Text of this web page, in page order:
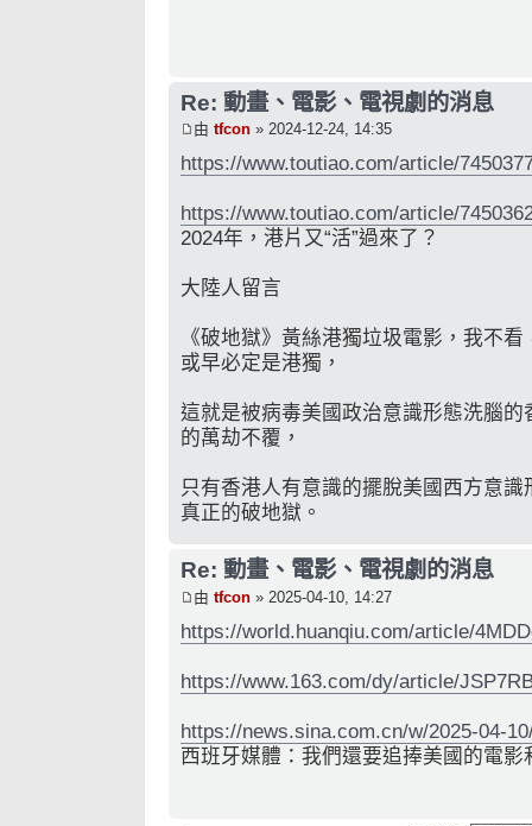
Re: 動畫、電影、電視劇的消息
由 tfcon » 2024-12-24, 14:35
https://www.toutiao.com/article/
https://www.toutiao.com/article/
2024年，港片又“活”過來了？
大陸人留言
《破地獄》黃絲港獨垃圾電影，我不
或早必定是港獨，
這就是被病毒美國政治意識形態洗腦
的萬劫不覆，
只有香港人有意識的擺脫美國西方意
真正的破地獄。
Re: 動畫、電影、電視劇的消息
由 tfcon » 2025-04-10, 14:27
https://world.huanqiu.com/article/
https://www.163.com/dy/article/
https://news.sina.com.cn/w/2025-04-
西班牙媒體：我們還要追捧美國的電影